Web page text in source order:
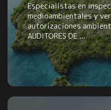
Especialistas en
medioambientales y
autorizaciones
AUDITORES DE ...